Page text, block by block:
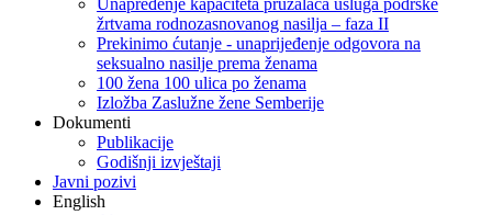
Unapređenje kapaciteta pružalaca usluga podrške
žrtvama rodnozasnovanog nasilja – faza II
Prekinimo ćutanje - unaprijeđenje odgovora na
seksualno nasilje prema ženama
100 žena 100 ulica po ženama
Izložba Zaslužne žene Semberije
Dokumenti
Publikacije
Godišnji izvještaji
Javni pozivi
English